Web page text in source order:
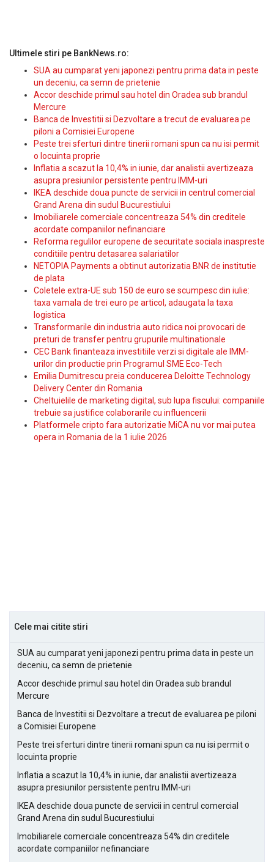
Ultimele stiri pe BankNews.ro:
SUA au cumparat yeni japonezi pentru prima data in peste
un deceniu, ca semn de prietenie
Accor deschide primul sau hotel din Oradea sub brandul
Mercure
Banca de Investitii si Dezvoltare a trecut de evaluarea pe
piloni a Comisiei Europene
Peste trei sferturi dintre tinerii romani spun ca nu isi permit
o locuinta proprie
Inflatia a scazut la 10,4% in iunie, dar analistii avertizeaza
asupra presiunilor persistente pentru IMM-uri
IKEA deschide doua puncte de servicii in centrul comercial
Grand Arena din sudul Bucurestiului
Imobiliarele comerciale concentreaza 54% din creditele
acordate companiilor nefinanciare
Reforma regulilor europene de securitate sociala inaspreste
conditiile pentru detasarea salariatilor
NETOPIA Payments a obtinut autorizatia BNR de institutie
de plata
Coletele extra-UE sub 150 de euro se scumpesc din iulie:
taxa vamala de trei euro pe articol, adaugata la taxa
logistica
Transformarile din industria auto ridica noi provocari de
preturi de transfer pentru grupurile multinationale
CEC Bank finanteaza investitiile verzi si digitale ale IMM-
urilor din productie prin Programul SME Eco-Tech
Emilia Dumitrescu preia conducerea Deloitte Technology
Delivery Center din Romania
Cheltuielile de marketing digital, sub lupa fiscului: companiile
trebuie sa justifice colaborarile cu influencerii
Platformele cripto fara autorizatie MiCA nu vor mai putea
opera in Romania de la 1 iulie 2026
Cele mai citite stiri
SUA au cumparat yeni japonezi pentru prima data in peste un
deceniu, ca semn de prietenie
Accor deschide primul sau hotel din Oradea sub brandul
Mercure
Banca de Investitii si Dezvoltare a trecut de evaluarea pe piloni
a Comisiei Europene
Peste trei sferturi dintre tinerii romani spun ca nu isi permit o
locuinta proprie
Inflatia a scazut la 10,4% in iunie, dar analistii avertizeaza
asupra presiunilor persistente pentru IMM-uri
IKEA deschide doua puncte de servicii in centrul comercial
Grand Arena din sudul Bucurestiului
Imobiliarele comerciale concentreaza 54% din creditele
acordate companiilor nefinanciare